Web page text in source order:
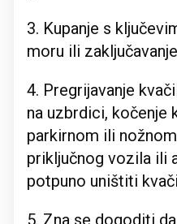
3. Kupanje s
moru ili
4. Pregrijavanje
na uzbrdici, kočenje
parkirnom ili
priključnog vozila ili
potpuno uništiti
5. Zna se dogoditi